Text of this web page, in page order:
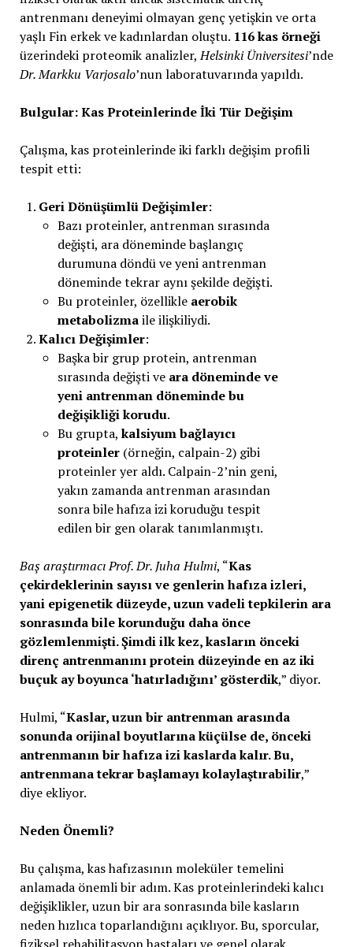
antrenmanı deneyimi olmayan genç yetişkin ve orta
yaşlı Fin erkek ve kadınlardan oluştu. 116 kas örneği
üzerindeki proteomik analizler,Helsinki Üniversitesi’nde
Dr. Markku Varjosalo’nun laboratuvarında yapıldı.
Bulgular: Kas Proteinlerinde İki Tür Değişim
Çalışma, kas proteinlerinde iki farklı değişim profili
tespit etti:
Geri Dönüşümlü Değişimler:
Bazı proteinler, antrenman sırasında
değişti, ara döneminde başlangıç
durumuna döndü ve yeni antrenman
döneminde tekrar aynı şekilde değişti.
Bu proteinler, özellikle aerobik
metabolizmaile ilişkiliydi.
Kalıcı Değişimler:
Başka bir grup protein, antrenman
sırasında değişti ve ara döneminde ve
yeni antrenman döneminde bu
değişikliği korudu.
Bu grupta,kalsiyum bağlayıcı
proteinler(örneğin, calpain-2) gibi
proteinler yer aldı. Calpain-2’nin geni,
yakın zamanda antrenman arasından
sonra bile hafıza izi koruduğu tespit
edilen bir gen olarak tanımlanmıştı.
Baş araştırmacı Prof. Dr. Juha Hulmi, “Kas
çekirdeklerinin sayısı ve genlerin hafıza izleri,
yani epigenetik düzeyde, uzun vadeli tepkilerin ara
sonrasında bile korunduğu daha önce
gözlemlenmişti. Şimdi ilk kez, kasların önceki
direnç antrenmanını protein düzeyinde en az iki
buçuk ay boyunca ‘hatırladığını’ gösterdik,” diyor.
Hulmi, “Kaslar, uzun bir antrenman arasında
sonunda orijinal boyutlarına küçülse de, önceki
antrenmanın bir hafıza izi kaslarda kalır. Bu,
antrenmana tekrar başlamayı kolaylaştırabilir,”
diye ekliyor.
Neden Önemli?
Bu çalışma, kas hafızasının moleküler temelini
anlamada önemli bir adım. Kas proteinlerindeki kalıcı
değişiklikler, uzun bir ara sonrasında bile kasların
neden hızlıca toparlandığını açıklıyor. Bu, sporcular,